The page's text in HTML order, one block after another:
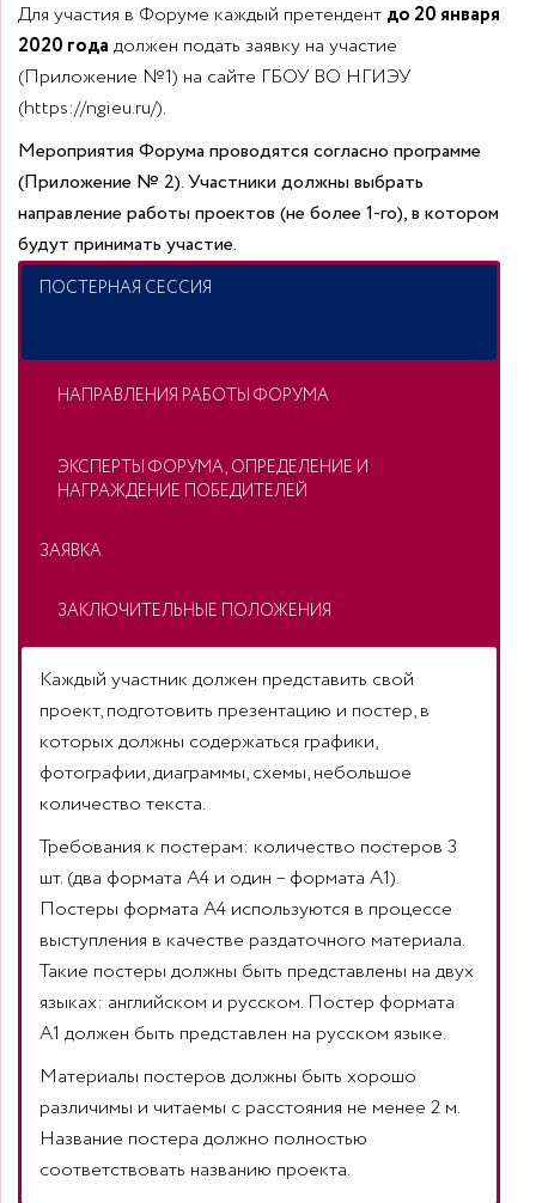
Для участия в Форуме каждый претендент до 20 января
2020 года должен подать заявку на участие
(Приложение №1) на сайте ГБОУ ВО НГИЭУ
(https://ngieu.ru/).
Мероприятия Форума проводятся согласно программе
(Приложение № 2).Участники должны выбрать
направление работы проектов (не более 1-го), в котором
будут принимать участие.
ПОСТЕРНАЯ СЕССИЯ
НАПРАВЛЕНИЯ РАБОТЫ ФОРУМА
ЭКСПЕРТЫ ФОРУМА, ОПРЕДЕЛЕНИЕ И
НАГРАЖДЕНИЕ ПОБЕДИТЕЛЕЙ
ЗАЯВКА
ЗАКЛЮЧИТЕЛЬНЫЕ ПОЛОЖЕНИЯ
Каждый участник должен представить свой
проект, подготовить презентацию и постер, в
которых должны содержаться графики,
фотографии, диаграммы, схемы, небольшое
количество текста.
Требования к постерам: количество постеров 3
шт. (два формата А4 и один – формата А1).
Постеры формата А4 используются в процессе
выступления в качестве раздаточного материала.
Такие постеры должны быть представлены на двух
языках: английском и русском. Постер формата
А1 должен быть представлен на русском языке.
Материалы постеров должны быть хорошо
различимы и читаемы с расстояния не менее 2 м.
Название постера должно полностью
соответствовать названию проекта.